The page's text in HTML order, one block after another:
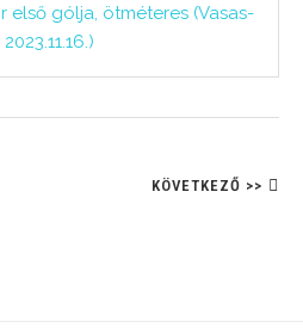
első gólja, ötméteres (Vasas-
KÖVETKEZŐ >>